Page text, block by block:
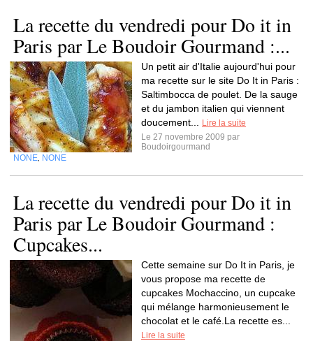
La recette du vendredi pour Do it in
Paris par Le Boudoir Gourmand :...
Un petit air d'Italie aujourd'hui pour
ma recette sur le site Do It in Paris :
Saltimbocca de poulet. De la sauge
et du jambon italien qui viennent
doucement...
Lire la suite
Le 27 novembre 2009 par
Boudoirgourmand
NONE NONE
La recette du vendredi pour Do it in
Paris par Le Boudoir Gourmand :
Cupcakes...
Cette semaine sur Do It in Paris, je
vous propose ma recette de
cupcakes Mochaccino, un cupcake
qui mélange harmonieusement le
chocolat et le café.La recette es...
Lire la suite